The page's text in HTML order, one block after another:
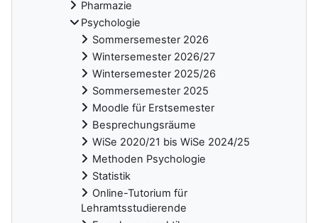
Pharmazie
Psychologie
Sommersemester 2026
Wintersemester 2026/27
Wintersemester 2025/26
Sommersemester 2025
Moodle für Erstsemester
Besprechungsräume
WiSe 2020/21 bis WiSe 2024/25
Methoden Psychologie
Statistik
Online-Tutorium für
Lehramtsstudierende